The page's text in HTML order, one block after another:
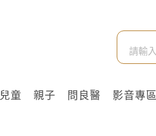
兒童 親子 問良醫 影音專區